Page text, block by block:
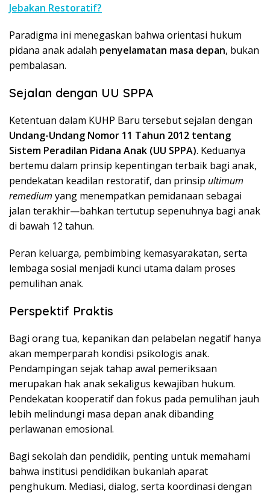
Jebakan Restoratif?
Paradigma ini menegaskan bahwa orientasi hukum
pidana anak adalah penyelamatan masa depan, bukan
pembalasan.
Sejalan dengan UU SPPA
Ketentuan dalam KUHP Baru tersebut sejalan dengan
Undang-Undang Nomor 11 Tahun 2012 tentang
Sistem Peradilan Pidana Anak (UU SPPA). Keduanya
bertemu dalam prinsip kepentingan terbaik bagi anak,
pendekatan keadilan restoratif, dan prinsip ultimum
remedium yang menempatkan pemidanaan sebagai
jalan terakhir—bahkan tertutup sepenuhnya bagi anak
di bawah 12 tahun.
Peran keluarga, pembimbing kemasyarakatan, serta
lembaga sosial menjadi kunci utama dalam proses
pemulihan anak.
Perspektif Praktis
Bagi orang tua, kepanikan dan pelabelan negatif hanya
akan memperparah kondisi psikologis anak.
Pendampingan sejak tahap awal pemeriksaan
merupakan hak anak sekaligus kewajiban hukum.
Pendekatan kooperatif dan fokus pada pemulihan jauh
lebih melindungi masa depan anak dibanding
perlawanan emosional.
Bagi sekolah dan pendidik, penting untuk memahami
bahwa institusi pendidikan bukanlah aparat
penghukum. Mediasi, dialog, serta koordinasi dengan